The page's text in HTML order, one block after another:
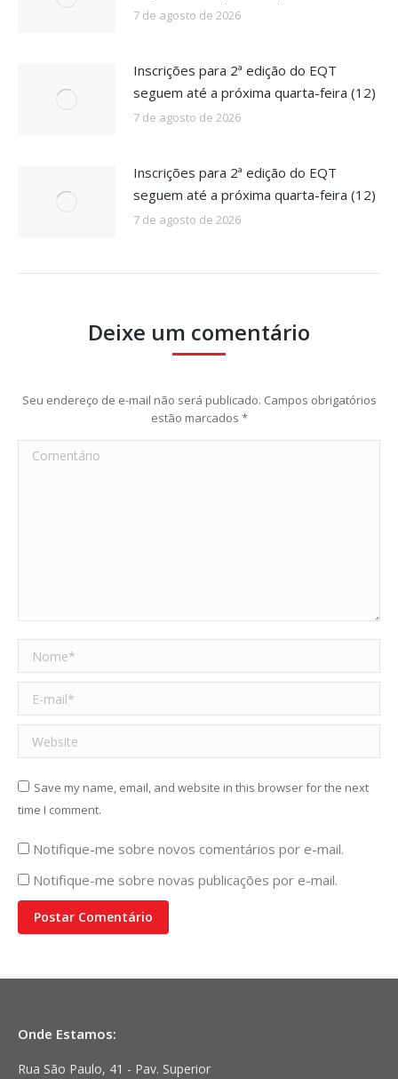
7 de agosto de 2026
Inscrições para 2ª edição do EQT
seguem até a próxima quarta-feira (12)
7 de agosto de 2026
Inscrições para 2ª edição do EQT
seguem até a próxima quarta-feira (12)
7 de agosto de 2026
Deixe um comentário
Seu endereço de e-mail não será publicado. Campos obrigatórios
estão marcados *
Comentário
Nome *
E-mail *
Website
Save my name, email, and website in this browser for the next
time I comment.
Notifique-me sobre novos comentários por e-mail.
Notifique-me sobre novas publicações por e-mail.
Postar Comentário
Onde Estamos:
Rua São Paulo, 41 - Pav. Superior